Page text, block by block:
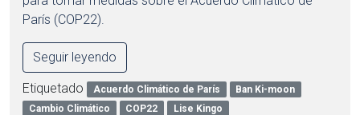
París (COP22).
Seguir leyendo
Etiquetado Acuerdo Climático de París
Ban Ki-moon
Cambio Climático
COP22
Lise Kingo